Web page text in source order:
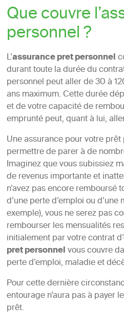
Que couvre
personnel ?
L’assurance pret personnel
durant toute la durée du
personnel peut aller de 30 à
ans maximum. Cette durée
et de votre capacité de
emprunté peut, quant à lui,
Une assurance pour votre
permettre de parer à de
Imaginez que vous subissiez
de revenus importante et
n’avez pas encore remboursé
d’une perte d’emploi ou
exemple), vous ne serez pas
rembourser les mensualités
initialement par votre contrat
pret personnelvous couvre
perte d’emploi, maladie et
Pour cette dernière
entourage n’aura pas à payer
prêt.